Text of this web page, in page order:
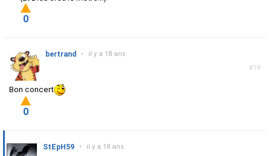
0
#19
bertrand • il y a 18 ans
Bon concert
0
StEpH59 • il y a 18 ans